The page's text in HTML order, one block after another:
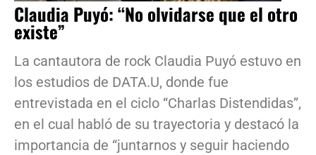
Claudia Puyó: “No olvidarse que el otro
existe”
La cantautora de rock Claudia Puyó estuvo en
los estudios de DATA.U, donde fue
entrevistada en el ciclo “Charlas Distendidas”,
en el cual habló de su trayectoria y destacó la
importancia de “juntarnos y seguir haciendo